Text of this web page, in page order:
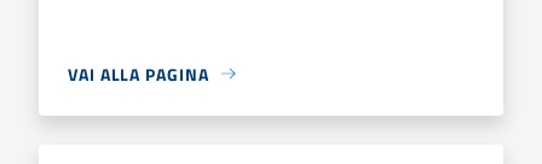
VAI ALLA PAGINA